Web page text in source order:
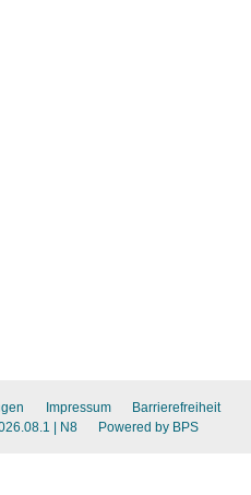
Impressum
Barrierefreiheit
| N8 Powered by BPS